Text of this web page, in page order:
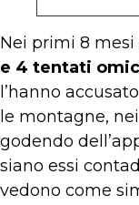
Nei primi 8
e 4 tentati
l’hanno
le montagne,
godendo
siano essi
vedono come